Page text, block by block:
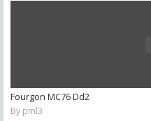
Fourgon MC76 Dd2
By pml3